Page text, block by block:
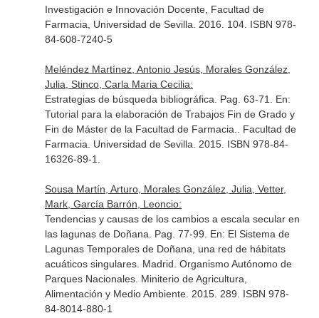
Investigación e Innovación Docente, Facultad de
Farmacia, Universidad de Sevilla. 2016. 104. ISBN 978-
84-608-7240-5
Meléndez Martínez, Antonio Jesús, Morales González,
Julia, Stinco, Carla Maria Cecilia:
Estrategias de búsqueda bibliográfica. Pag. 63-71. En:
Tutorial para la elaboración de Trabajos Fin de Grado y
Fin de Máster de la Facultad de Farmacia.
. Facultad de
Farmacia. Universidad de Sevilla. 2015. ISBN 978-84-
16326-89-1.
Sousa Martín, Arturo, Morales González, Julia, Vetter,
Mark, García Barrón, Leoncio:
Tendencias y causas de los cambios a escala secular en
las lagunas de Doñana. Pag. 77-99. En: El Sistema de
Lagunas Temporales de Doñana, una red de hábitats
acuáticos singulares. Madrid. Organismo Autónomo de
Parques Nacionales. Miniterio de Agricultura,
Alimentación y Medio Ambiente. 2015. 289. ISBN 978-
84-8014-880-1